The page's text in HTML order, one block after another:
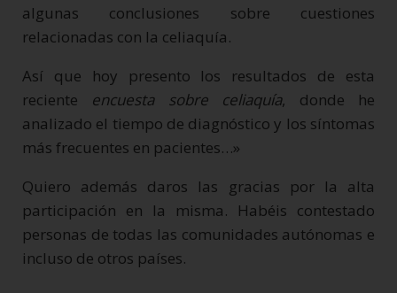
algunas conclusiones sobre cuestiones
relacionadas con la celiaquía.
Así que hoy presento los resultados de esta
reciente encuesta sobre celiaquía, donde he
analizado el tiempo de diagnóstico y los síntomas
más frecuentes en pacientes…»
Quiero además daros las gracias por la alta
participación en la misma. Habéis contestado
personas de todas las comunidades autónomas e
incluso de otros países.